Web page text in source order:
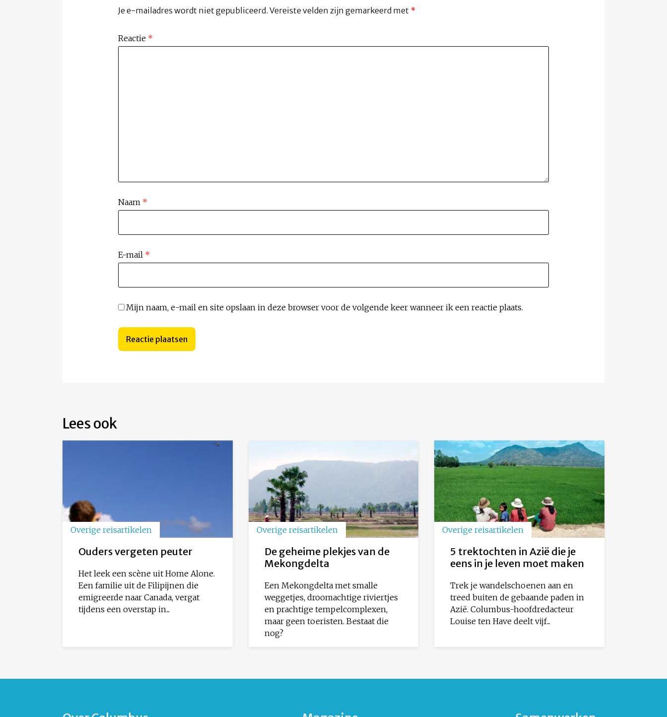
Je e-mailadres wordt niet gepubliceerd. Vereiste velden zijn gemarkeerd met *
Reactie *
Naam *
E-mail *
Mijn naam, e-mail en site opslaan in deze browser voor de volgende keer wanneer ik een reactie plaats.
Lees ook
Overige reisartikelen
Ouders vergeten peuter
Het leek een scène uit Home Alone.
Een familie uit de Filipijnen die
emigreerde naar Canada, vergat
tijdens een overstap in...
Overige reisartikelen
De geheime plekjes van de
Mekongdelta
Een Mekongdelta met smalle
weggetjes, droomachtige riviertjes
en prachtige tempelcomplexen,
maar geen toeristen. Bestaat die
nog?
Overige reisartikelen
5 trektochten in Azië die je
eens in je leven moet maken
Trek je wandelschoenen aan en
treed buiten de gebaande paden in
Azië. Columbus-hoofdredacteur
Louise ten Have deelt vijf...